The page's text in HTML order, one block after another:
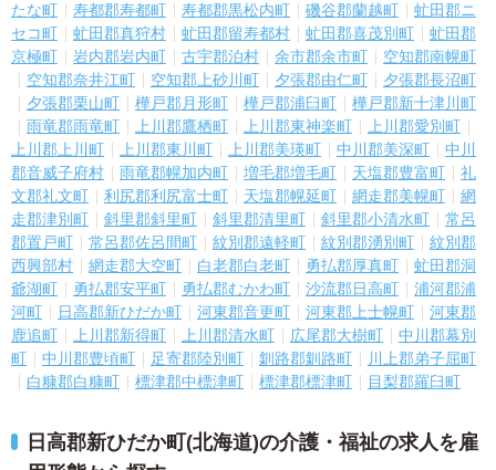
たな町
寿都郡寿都町 寿都郡黒松内町 磯谷郡蘭越町
虻田郡ニ
セコ町
虻田郡真狩村 虻田郡留寿都村 虻田郡喜茂別町
虻田郡
京極町
岩内郡岩内町 古宇郡泊村 余市郡余市町
空知郡南幌町
空知郡奈井江町
空知郡上砂川町 夕張郡由仁町
夕張郡長沼町
夕張郡栗山町
樺戸郡月形町 樺戸郡浦臼町
樺戸郡新十津川町
雨竜郡雨竜町
上川郡鷹栖町 上川郡東神楽町
上川郡愛別町
上川郡上川町
上川郡東川町 上川郡美瑛町 中川郡美深町
中川
郡音威子府村
雨竜郡幌加内町 増毛郡増毛町 天塩郡豊富町
礼
文郡礼文町
利尻郡利尻富士町 天塩郡幌延町 網走郡美幌町
網
走郡津別町
斜里郡斜里町 斜里郡清里町 斜里郡小清水町
常呂
郡置戸町
常呂郡佐呂間町 紋別郡遠軽町 紋別郡湧別町
紋別郡
西興部村
網走郡大空町 白老郡白老町 勇払郡厚真町
虻田郡洞
爺湖町
勇払郡安平町 勇払郡むかわ町 沙流郡日高町
浦河郡浦
河町
日高郡新ひだか町 河東郡音更町 河東郡上士幌町
河東郡
鹿追町
上川郡新得町 上川郡清水町 広尾郡大樹町
中川郡幕別
町
中川郡豊頃町 足寄郡陸別町 釧路郡釧路町
川上郡弟子屈町
白糠郡白糠町
標津郡中標津町 標津郡標津町 目梨郡羅臼町
日高郡新ひだか町(北海道)の介護・福祉の求人を雇